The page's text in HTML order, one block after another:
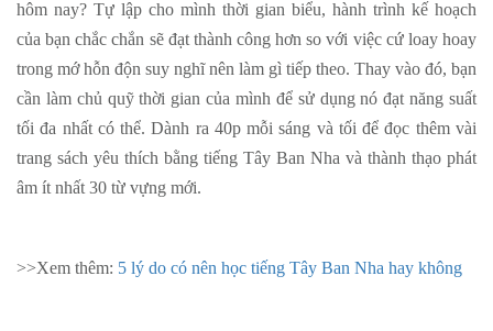
hôm nay? Tự lập cho mình thời gian biểu, hành trình kế hoạch
của bạn chắc chắn sẽ đạt thành công hơn so với việc cứ loay hoay
trong mớ hỗn độn suy nghĩ nên làm gì tiếp theo. Thay vào đó, bạn
cần làm chủ quỹ thời gian của mình để sử dụng nó đạt năng suất
tối đa nhất có thể. Dành ra 40p mỗi sáng và tối để đọc thêm vài
trang sách yêu thích bằng tiếng Tây Ban Nha và thành thạo phát
âm ít nhất 30 từ vựng mới.
>>Xem thêm: 5 lý do có nên học tiếng Tây Ban Nha hay không